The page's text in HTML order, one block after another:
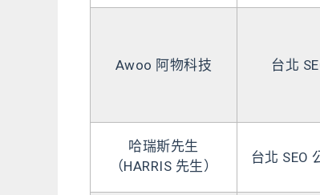
Awoo 阿物科技 台北
哈瑞斯先生
（HARRIS 先生）
台北 SEO